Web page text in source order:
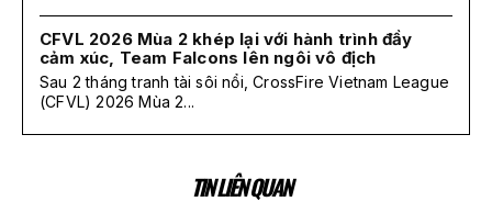
CFVL 2026 Mùa 2 khép lại với hành trình đầy
cảm xúc, Team Falcons lên ngôi vô địch
Sau 2 tháng tranh tài sôi nổi, CrossFire Vietnam League
(CFVL) 2026 Mùa 2...
TIN LIÊN QUAN